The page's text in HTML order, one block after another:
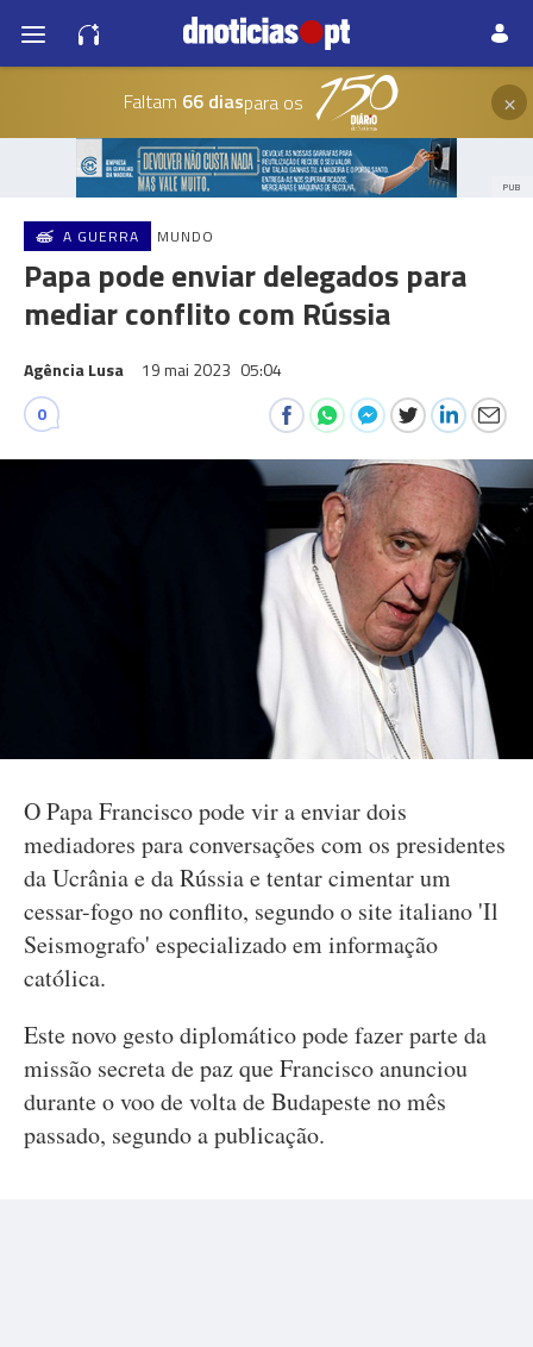
Faltam 66 diaspara os ×
PUB
A GUERRA MUNDO
Papa pode enviar delegados para
mediar conflito com Rússia
Agência Lusa 19 mai 2023 05:04
0
O Papa Francisco pode vir a enviar dois
mediadores para conversações com os presidentes
da Ucrânia e da Rússia e tentar cimentar um
cessar-fogo no conflito, segundo o site italiano 'Il
Seismografo' especializado em informação
católica.
Este novo gesto diplomático pode fazer parte da
missão secreta de paz que Francisco anunciou
durante o voo de volta de Budapeste no mês
passado, segundo a publicação.